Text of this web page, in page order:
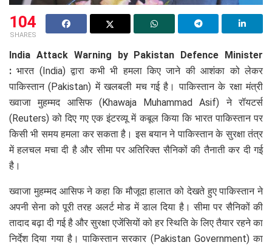
104
SHARES
India Attack Warning by Pakistan Defence Minister
:भारत (India) द्वारा कभी भी हमला किए जाने की आशंका को लेकर
पाकिस्तान (Pakistan) में खलबली मच गई है। पाकिस्तान के रक्षा मंत्री
ख्वाजा मुहम्मद आसिफ (Khawaja Muhammad Asif) ने रॉयटर्स
(Reuters) को दिए गए एक इंटरव्यू में कबूल किया कि भारत पाकिस्तान पर
किसी भी समय हमला कर सकता है। इस बयान ने पाकिस्तान के सुरक्षा तंत्र
में हलचल मचा दी है और सीमा पर अतिरिक्त सैनिकों की तैनाती कर दी गई
है।
ख्वाजा मुहम्मद आसिफ ने कहा कि मौजूदा हालात को देखते हुए पाकिस्तान ने
अपनी सेना को पूरी तरह अलर्ट मोड में डाल दिया है। सीमा पर सैनिकों की
तादाद बढ़ा दी गई है और सुरक्षा एजेंसियों को हर स्थिति के लिए तैयार रहने का
निर्देश दिया गया है। पाकिस्तान सरकार (Pakistan Government) का